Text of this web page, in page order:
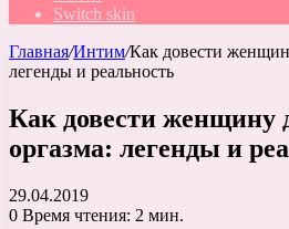
Switch skin
Главная/Интим/Как довести
легенды и реальность
Как довести женщину
оргазма: легенды и
29.04.2019
0 Время чтения: 2 мин.